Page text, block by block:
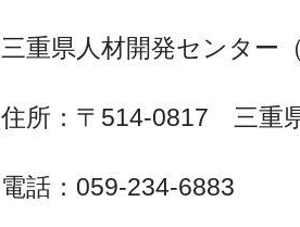
三重県人材開発センター
住所：〒514-0817 三重
電話：059-234-6883